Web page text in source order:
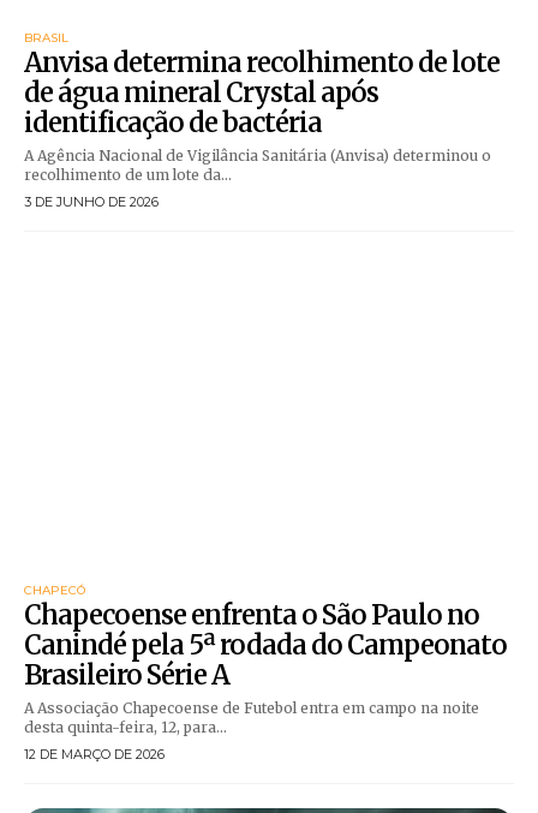
BRASIL
Anvisa determina recolhimento de lote
de água mineral Crystal após
identificação de bactéria
A Agência Nacional de Vigilância Sanitária (Anvisa) determinou o
recolhimento de um lote da...
3 DE JUNHO DE 2026
CHAPECÓ
Chapecoense enfrenta o São Paulo no
Canindé pela 5ª rodada do Campeonato
Brasileiro Série A
A Associação Chapecoense de Futebol entra em campo na noite
desta quinta-feira, 12, para...
12 DE MARÇO DE 2026